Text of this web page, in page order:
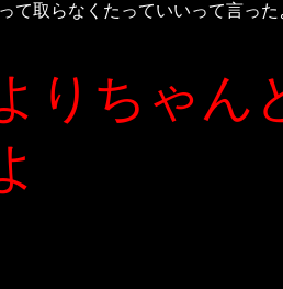
て取らなくたっていいって言った
りちゃん